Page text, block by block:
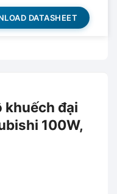
DATASHEET
khuếch đại
100W,